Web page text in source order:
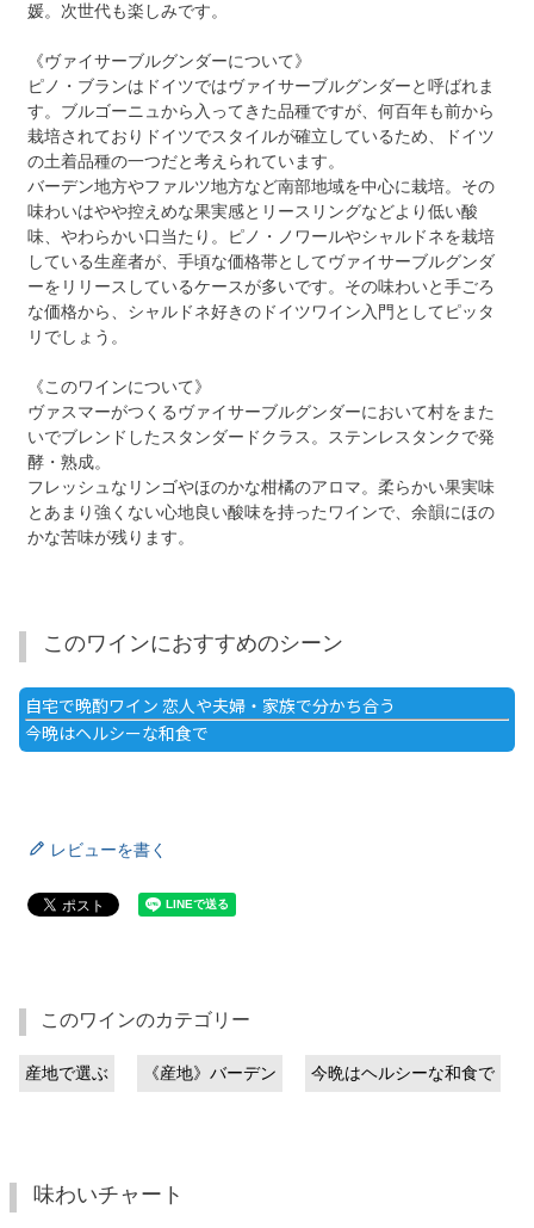
媛。次世代も楽しみです。
《ヴァイサーブルグンダーについて》
ピノ・ブランはドイツではヴァイサーブルグンダーと呼ばれま
す。ブルゴーニュから入ってきた品種ですが、何百年も前から
栽培されておりドイツでスタイルが確立しているため、ドイツ
の土着品種の一つだと考えられています。
バーデン地方やファルツ地方など南部地域を中心に栽培。その
味わいはやや控えめな果実感とリースリングなどより低い酸
味、やわらかい口当たり。ピノ・ノワールやシャルドネを栽培
している生産者が、手頃な価格帯としてヴァイサーブルグンダ
ーをリリースしているケースが多いです。その味わいと手ごろ
な価格から、シャルドネ好きのドイツワイン入門としてピッタ
リでしょう。
《このワインについて》
ヴァスマーがつくるヴァイサーブルグンダーにおいて村をまた
いでブレンドしたスタンダードクラス。ステンレスタンクで発
酵・熟成。
フレッシュなリンゴやほのかな柑橘のアロマ。柔らかい果実味
とあまり強くない心地良い酸味を持ったワインで、余韻にほの
かな苦味が残ります。
このワインにおすすめのシーン
自宅で晩酌ワイン 恋人や夫婦・家族で分かち合う
今晩はヘルシーな和食で
レビューを書く
このワインのカテゴリー
産地で選ぶ 《産地》バーデン 今晩はヘルシーな和食で
味わいチャート